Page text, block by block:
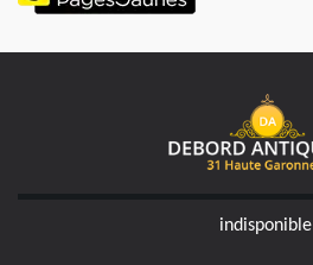
indisponible